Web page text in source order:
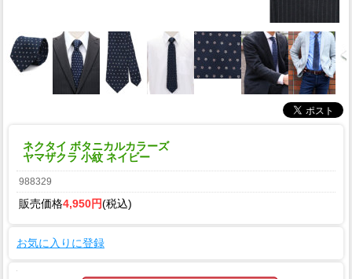
ネクタイ ボタニカルカラーズ
ヤマザクラ 小紋 ネイビー
988329
販売価格4,950円(税込)
お気に入りに登録